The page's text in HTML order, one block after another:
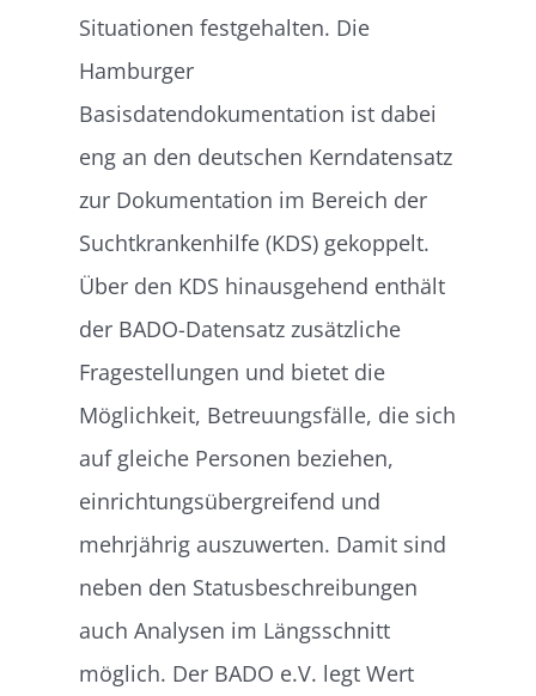
Situationen festgehalten. Die
Hamburger
Basisdatendokumentation ist dabei
eng an den deutschen Kerndatensatz
zur Dokumentation im Bereich der
Suchtkrankenhilfe (KDS) gekoppelt.
Über den KDS hinausgehend enthält
der BADO-Datensatz zusätzliche
Fragestellungen und bietet die
Möglichkeit, Betreuungsfälle, die sich
auf gleiche Personen beziehen,
einrichtungsübergreifend und
mehrjährig auszuwerten. Damit sind
neben den Statusbeschreibungen
auch Analysen im Längsschnitt
möglich. Der BADO e.V. legt Wert